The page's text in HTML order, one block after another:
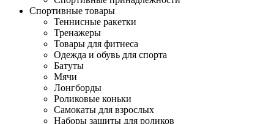
Спортивные товары
Теннисные ракетки
Тренажеры
Товары для фитнеса
Одежда и обувь для спорта
Батуты
Мячи
Лонгборды
Роликовые коньки
Самокаты для взрослых
Наборы защиты для роликов